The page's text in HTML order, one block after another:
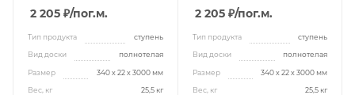
2 205 ₽/пог.м.
Тип продукта ступень
Вид доски полнотелая
Размер 340 х 22 х 3000 мм
Вес, кг 25,5 кг
2 205 ₽/пог.м.
Тип продукта ступень
Вид доски полнотелая
Размер 340 х 22 х 3000 мм
Вес, кг 25,5 кг